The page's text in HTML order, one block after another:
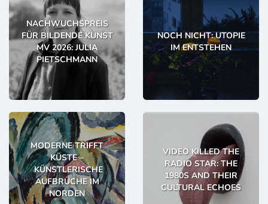
NACHWUCHSPREIS
FÜR BILDENDE KUNST
MV 2026: JULIA
PIETSCHMANN
NOCH NICHT: UTOPIE
IM ENTSTEHEN
MODERNE TRIFFT
KÜSTE –
KÜNSTLERISCHE
AUFBRÜCHE IM
NORDEN
VIDEO KILLED THE
RADIO STAR: THE
1980S AND THEIR
CULTURAL ECHOES